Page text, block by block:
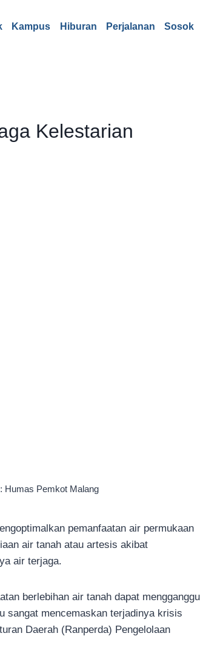
Kampus Hiburan Perjalanan Sosok
Kelestarian
Humas Pemkot Malang
pemanfaatan air permukaan
air tanah atau artesis akibat
air terjaga.
berlebihan air tanah dapat mengganggu
sangat mencemaskan terjadinya krisis
Daerah (Ranperda) Pengelolaan